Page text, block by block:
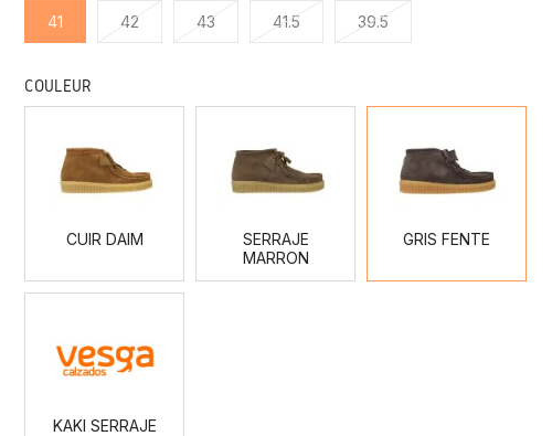
41 42 43 41.5 39.5
COULEUR
CUIR DAIM
DAIM
SERRAJE
MARRON
MARRON
GRIS FENTE
FENTE
KAKI SERRAJE